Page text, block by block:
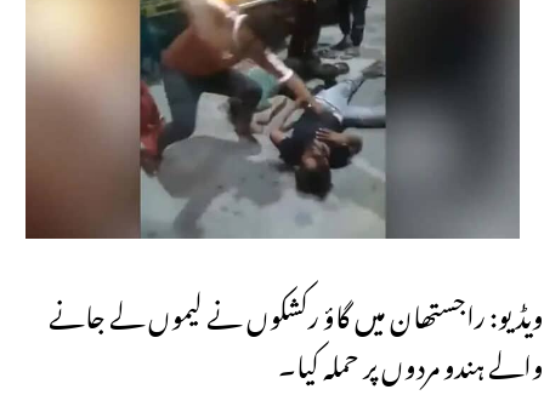
ویڈیو: راجستھان میں گاؤ رکشکوں نے لیموں لے جانے
والے ہندو مردوں پر حملہ کیا۔